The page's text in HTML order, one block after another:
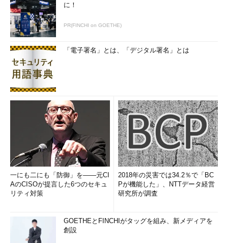
に！
PR(FINCHI on GOETHE)
「電子署名」とは、「デジタル署名」とは
一にも二にも「防御」を――元CI
AのCISOが提言した6つのセキュ
リティ対策
2018年の災害では34.2％で「BC
Pが機能した」、NTTデータ経営
研究所が調査
GOETHEとFINCHIがタッグを組み、新メディアを
創設